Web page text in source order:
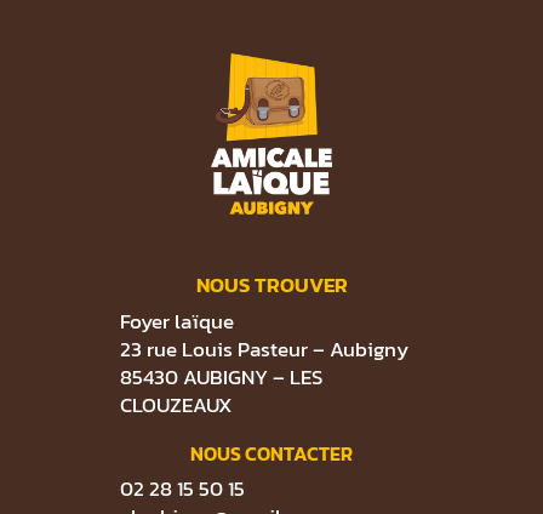
NOUS TROUVER
Foyer laïque
23 rue Louis Pasteur – Aubigny
85430 AUBIGNY – LES
CLOUZEAUX
NOUS CONTACTER
02 28 15 50 15